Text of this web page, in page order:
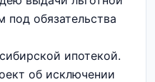
обязательства
ипотекой.
об исключении